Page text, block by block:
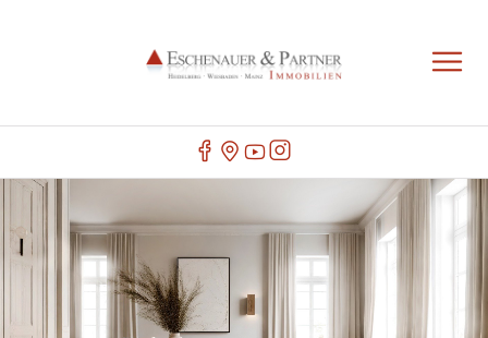
IHR IMMOBILIENMAKLER IN